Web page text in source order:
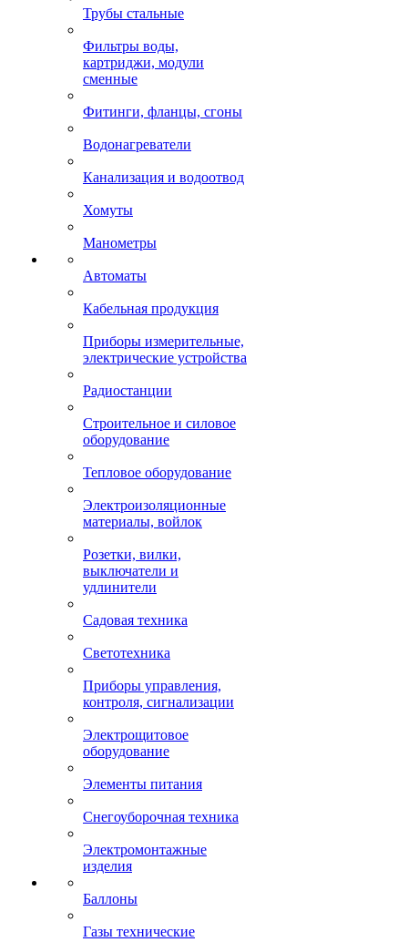
Трубы стальные
Фильтры воды,
картриджи, модули
сменные
Фитинги, фланцы, сгоны
Водонагреватели
Канализация и водоотвод
Хомуты
Манометры
Автоматы
Кабельная продукция
Приборы измерительные,
электрические устройства
Радиостанции
Строительное и силовое
оборудование
Тепловое оборудование
Электроизоляционные
материалы, войлок
Розетки, вилки,
выключатели и
удлинители
Садовая техника
Светотехника
Приборы управления,
контроля, сигнализации
Электрощитовое
оборудование
Элементы питания
Снегоуборочная техника
Электромонтажные
изделия
Баллоны
Газы технические